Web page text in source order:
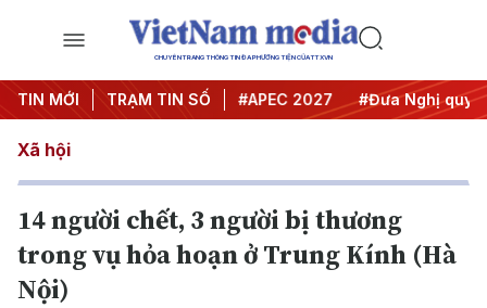
CHUYÊN TRANG THÔNG TIN ĐA PHƯƠNG TIỆN CỦA TTXVN
TIN MỚI TRẠM TIN SỐ
#Hội nghị Trung ương 3 #APEC 2027 #Đưa Nghị quyết
Xã hội
14 người chết, 3 người bị thương
trong vụ hỏa hoạn ở Trung Kính (Hà
Nội)